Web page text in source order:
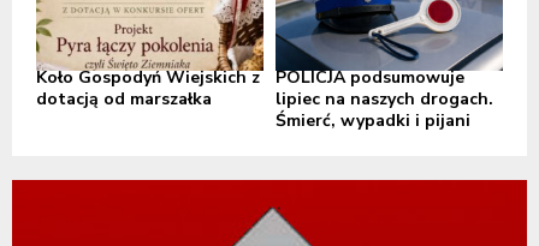
Koło Gospodyń Wiejskich z
dotacją od marszałka
POLICJA podsumowuje
lipiec na naszych drogach.
Śmierć, wypadki i pijani